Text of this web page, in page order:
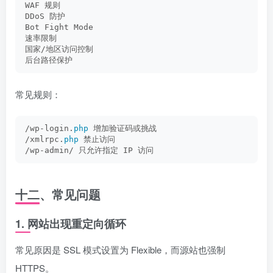
WAF 规则
DDoS 防护
Bot Fight Mode
速率限制
国家/地区访问控制
后台路径保护
常见规则：
/wp-login. php 增加验证码或挑战
/xmlrpc. php 禁止访问
/wp-admin/ 只允许指定 IP 访问
十二、常见问题
1. 网站出现重定向循环
常见原因是 SSL 模式设置为 Flexible，而源站也强制
HTTPS。